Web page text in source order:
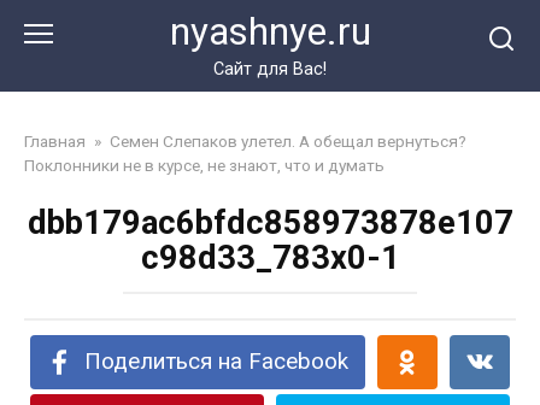
nyashnye.ru
Сайт для Вас!
Главная » Семен Слепаков улетел. А обещал вернуться?
Поклонники не в курсе, не знают, что и думать
dbb179ac6bfdc858973878e107
c98d33_783x0-1
Поделиться на Facebook